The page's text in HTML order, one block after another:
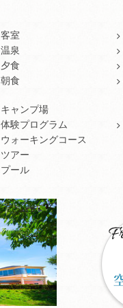
客室
温泉
夕食
朝食
キャンプ場
体験プログラム
ウォーキングコース
ツアー
プール